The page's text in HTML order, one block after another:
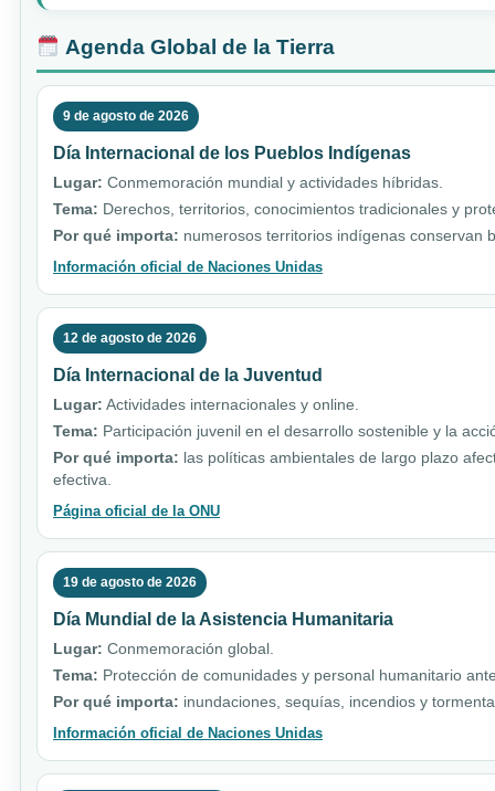
Agenda Global de la Tierra
9 de agosto de 2026
Día Internacional de los Pueblos Indígenas
Lugar: Conmemoración mundial y actividades híbridas.
Tema: Derechos, territorios, conocimientos tradicionales y
Por qué importa: numerosos territorios indígenas conservan
Información oficial de Naciones Unidas
12 de agosto de 2026
Día Internacional de la Juventud
Lugar: Actividades internacionales y online.
Tema: Participación juvenil en el desarrollo sostenible y la
Por qué importa: las políticas ambientales de largo plazo
efectiva.
Página oficial de la ONU
19 de agosto de 2026
Día Mundial de la Asistencia Humanitaria
Lugar: Conmemoración global.
Tema: Protección de comunidades y personal humanitario
Por qué importa: inundaciones, sequías, incendios y
Información oficial de Naciones Unidas